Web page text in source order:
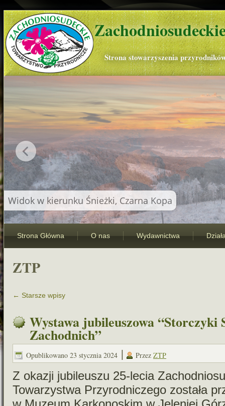
Strona stowarzyszenia
Widok w kierunku Śnieżki, Czarna Kopa
Strona Główna O nas Wydawnictwa
ZTP
← Starsze wpisy
Wystawa jubileuszowa “Storczyki
Zachodnich”
Opublikowano 23 stycznia 2024 | Przez ZTP
Z oka­zji jubi­le­uszu 25-lecia
Towarzystwa Przyrodniczego została